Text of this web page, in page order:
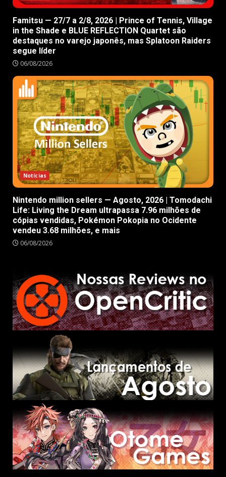
Famitsu — 27/7 a 2/8, 2026 | Prince of Tennis, Village
in the Shade e BLUE REFLECTION Quartet são
destaques no varejo japonês, mas Splatoon Raiders
segue líder
06/08/2026
Notícias
Nintendo million sellers — Agosto, 2026 | Tomodachi
Life: Living the Dream ultrapassa 7.96 milhões de
cópias vendidas, Pokémon Pokopia no Ocidente
vendeu 3.68 milhões, e mais
06/08/2026